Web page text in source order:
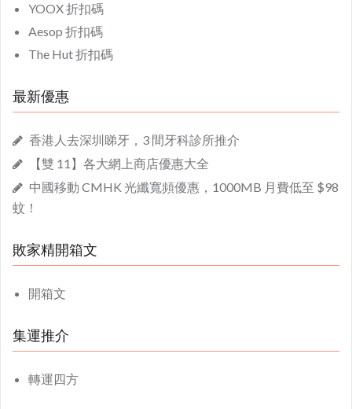
YOOX 折扣碼
Aesop 折扣碼
The Hut 折扣碼
最新優惠
香港人去深圳睇牙，3 間牙科診所推介
【雙 11】各大網上商店優惠大全
中國移動 CMHK 光纖寬頻優惠，1000MB 月費低至 $98
蚊！
敗家精開箱文
開箱文
集運推介
轉運四方